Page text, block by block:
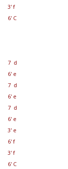
3' f
6' C
7 d
6' e
7 d
6' e
7 d
6' e
3' e
6' f
3' f
6' C